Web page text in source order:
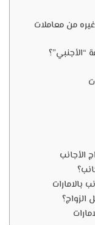
من معاملات
“الأجنبي”؟
بالامارات
الزواج؟